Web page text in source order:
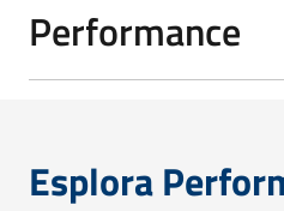
Performance
Esplora